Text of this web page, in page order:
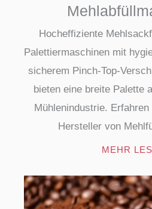
Hocheffiziente
Palettiermaschinen mit
sicherem Pinch-Top-
bieten eine breite Palette
Mühlenindustrie.
Hersteller von
MEHR